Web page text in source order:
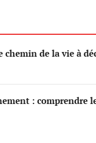
de la vie à
: comprendre